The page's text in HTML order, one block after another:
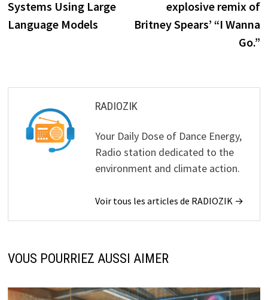
l’article
Systems Using Large
Language Models
explosive remix of
Britney Spears’ “I Wanna
Go.”
RADIOZIK
Your Daily Dose of Dance Energy,
Radio station dedicated to the
environment and climate action.
Voir tous les articles de RADIOZIK →
VOUS POURRIEZ AUSSI AIMER